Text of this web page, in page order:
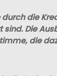
die
Die
die